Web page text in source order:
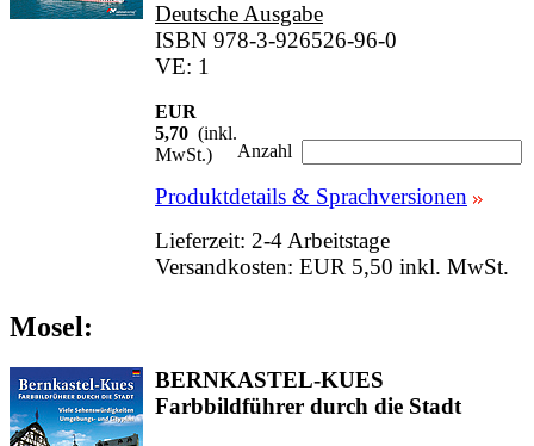
Deutsche Ausgabe
ISBN 978-3-926526-96-0
VE: 1
EUR
5,70 (inkl.
MwSt.)
Anzahl
Produktdetails & Sprachversionen
Lieferzeit: 2-4 Arbeitstage
Versandkosten: EUR 5,50 inkl. MwSt.
Mosel:
BERNKASTEL-KUES
Farbbildführer durch die Stadt